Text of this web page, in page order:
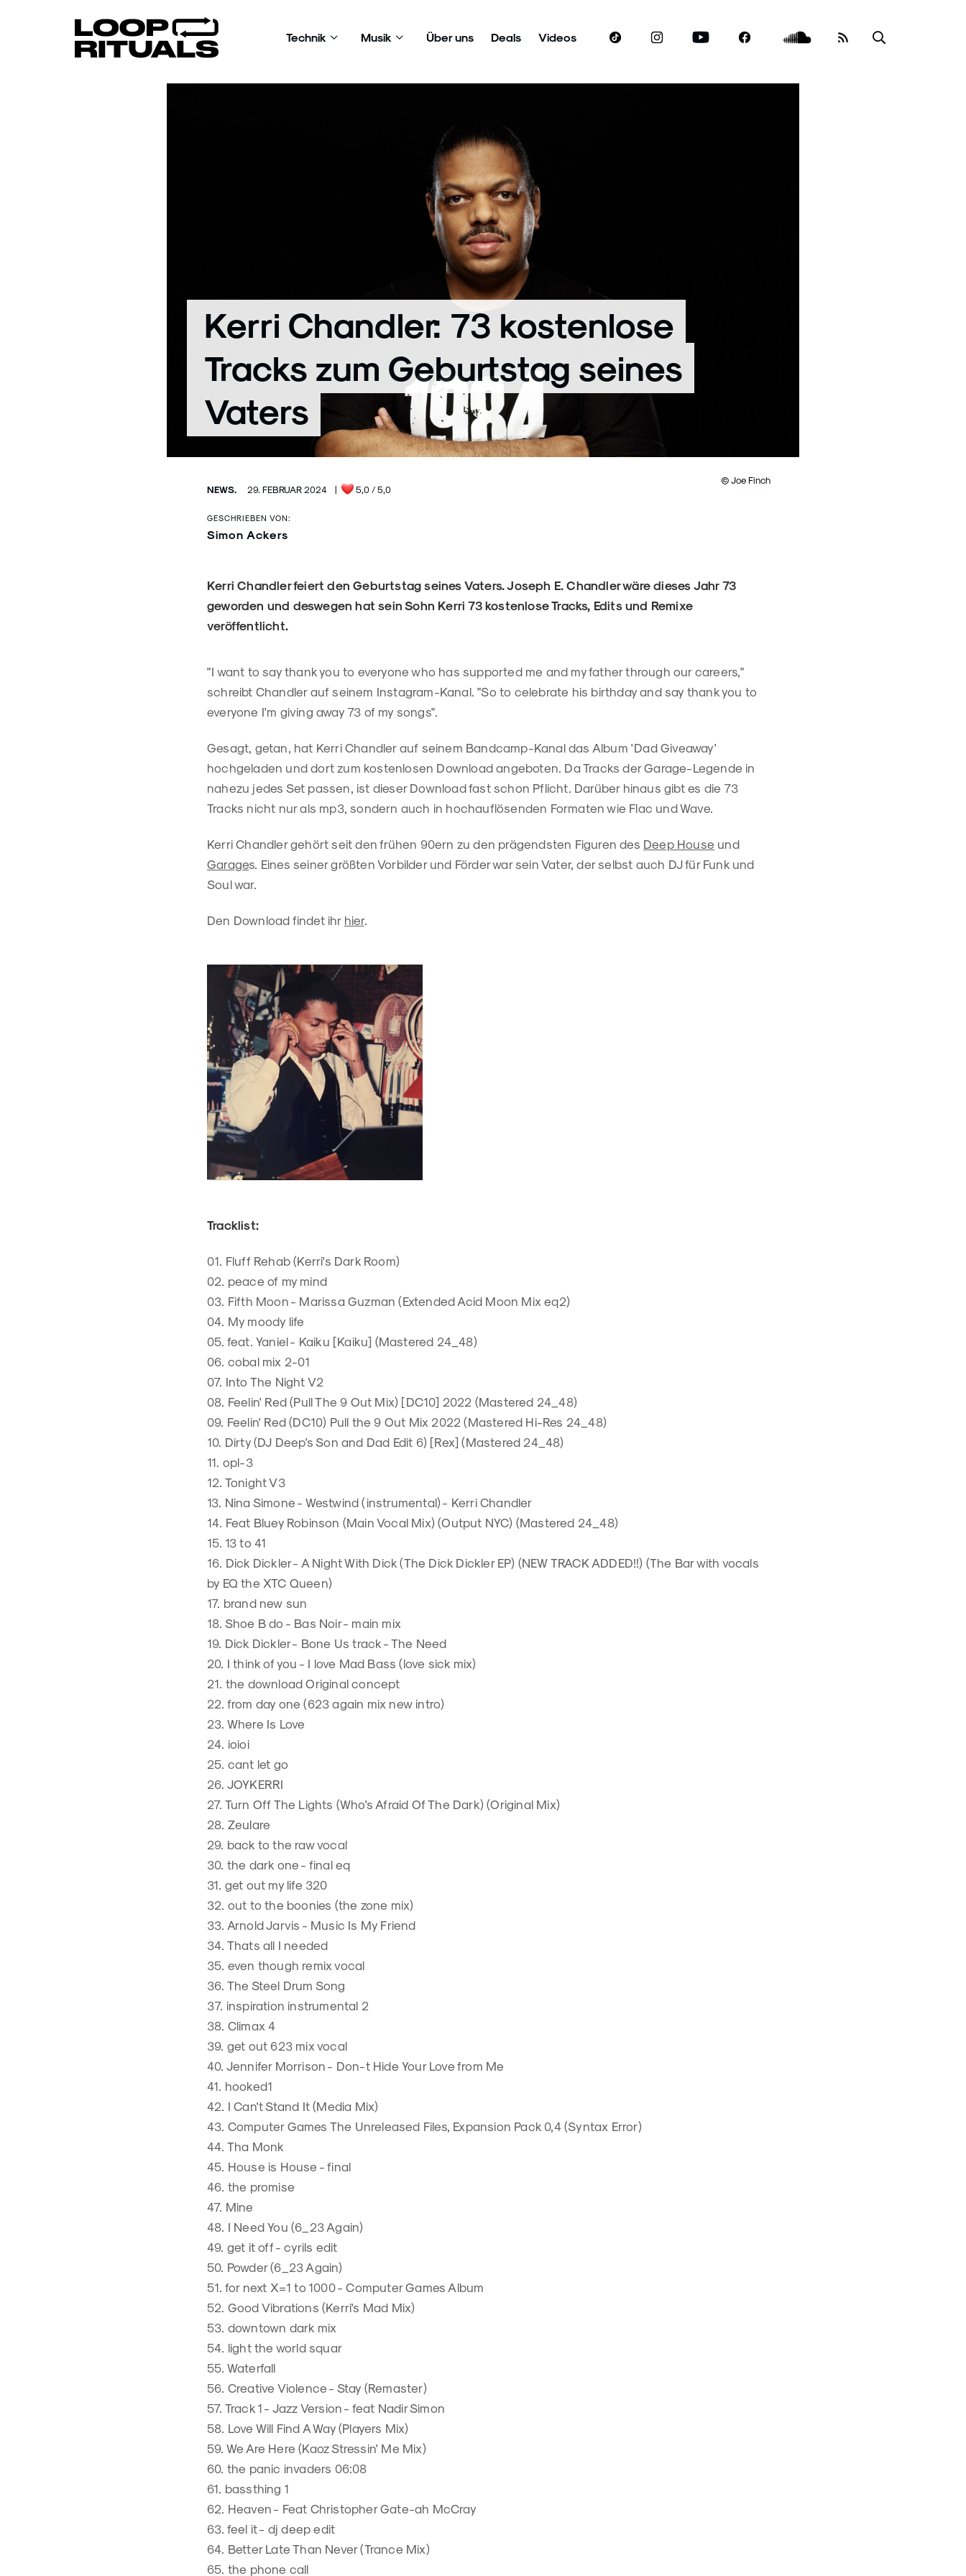
Technik Musik Über uns Deals Videos
© Joe Finch
Kerri Chandler: 73 kostenlose
Tracks zum Geburtstag seines
Vaters
NEWS. 29. FEBRUAR 2024 | 5,0 / 5,0
GESCHRIEBEN VON:
Simon Ackers
Kerri Chandler feiert den Geburtstag seines Vaters. Joseph E. Chandler wäre dieses Jahr 73
geworden und deswegen hat sein Sohn Kerri 73 kostenlose Tracks, Edits und Remixe
veröffentlicht.
"I want to say thank you to everyone who has supported me and my father through our careers,"
schreibt Chandler auf seinem Instagram-Kanal. "So to celebrate his birthday and say thank you to
everyone I'm giving away 73 of my songs".
Gesagt, getan, hat Kerri Chandler auf seinem Bandcamp-Kanal das Album 'Dad Giveaway'
hochgeladen und dort zum kostenlosen Download angeboten. Da Tracks der Garage-Legende in
nahezu jedes Set passen, ist dieser Download fast schon Pflicht. Darüber hinaus gibt es die 73
Tracks nicht nur als mp3, sondern auch in hochauflösenden Formaten wie Flac und Wave.
Kerri Chandler gehört seit den frühen 90ern zu den prägendsten Figuren des Deep House und
Garages. Eines seiner größten Vorbilder und Förder war sein Vater, der selbst auch DJ für Funk und
Soul war.
Den Download findet ihr hier.
Tracklist:
01. Fluff Rehab (Kerri's Dark Room)
02. peace of my mind
03. Fifth Moon - Marissa Guzman (Extended Acid Moon Mix eq2)
04. My moody life
05. feat. Yaniel - Kaiku [Kaiku] (Mastered 24_48)
06. cobal mix 2-01
07. Into The Night V2
08. Feelin' Red (Pull The 9 Out Mix) [DC10] 2022 (Mastered 24_48)
09. Feelin' Red (DC10) Pull the 9 Out Mix 2022 (Mastered Hi-Res 24_48)
10. Dirty (DJ Deep's Son and Dad Edit 6) [Rex] (Mastered 24_48)
11. opl-3
12. Tonight V3
13. Nina Simone - Westwind (instrumental) - Kerri Chandler
14. Feat Bluey Robinson (Main Vocal Mix) (Output NYC) (Mastered 24_48)
15. 13 to 41
16. Dick Dickler - A Night With Dick (The Dick Dickler EP) (NEW TRACK ADDED!!) (The Bar with vocals
by EQ the XTC Queen)
17. brand new sun
18. Shoe B do - Bas Noir - main mix
19. Dick Dickler - Bone Us track - The Need
20. I think of you - I love Mad Bass (love sick mix)
21. the download Original concept
22. from day one (623 again mix new intro)
23. Where Is Love
24. ioioi
25. cant let go
26. JOYKERRI
27. Turn Off The Lights (Who's Afraid Of The Dark) (Original Mix)
28. Zeulare
29. back to the raw vocal
30. the dark one - final eq
31. get out my life 320
32. out to the boonies (the zone mix)
33. Arnold Jarvis - Music Is My Friend
34. Thats all I needed
35. even though remix vocal
36. The Steel Drum Song
37. inspiration instrumental 2
38. Climax 4
39. get out 623 mix vocal
40. Jennifer Morrison - Don-t Hide Your Love from Me
41. hooked1
42. I Can't Stand It (Media Mix)
43. Computer Games The Unreleased Files, Expansion Pack 0,4 (Syntax Error)
44. Tha Monk
45. House is House - final
46. the promise
47. Mine
48. I Need You (6_23 Again)
49. get it off - cyrils edit
50. Powder (6_23 Again)
51. for next X=1 to 1000 - Computer Games Album
52. Good Vibrations (Kerri's Mad Mix)
53. downtown dark mix
54. light the world squar
55. Waterfall
56. Creative Violence - Stay (Remaster)
57. Track 1 - Jazz Version - feat Nadir Simon
58. Love Will Find A Way (Players Mix)
59. We Are Here (Kaoz Stressin' Me Mix)
60. the panic invaders 06:08
61. bassthing 1
62. Heaven - Feat Christopher Gate-ah McCray
63. feel it - dj deep edit
64. Better Late Than Never (Trance Mix)
65. the phone call